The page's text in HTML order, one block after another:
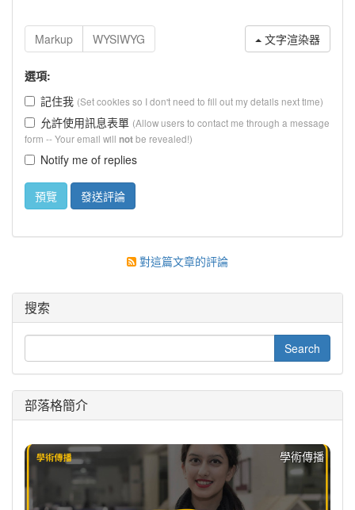
文字渲染器
選項:
記住我 (Set cookies so I don't need to fill out my details next time)
允許使用訊息表單 (Allow users to contact me through a message
form -- Your email will notbe revealed!)
Notify me of replies
對這篇文章的評論
搜索
部落格簡介
學術傳播